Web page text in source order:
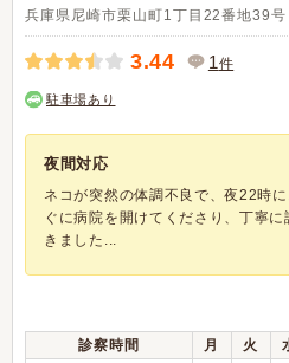
兵庫県尼崎市栗山町1丁目22番地39
3.44 1件
駐車場あり
夜間対応
ネコが突然の体調不良で、夜22時
ぐに病院を開けてくださり、丁寧
きました...
診察時間 月 火